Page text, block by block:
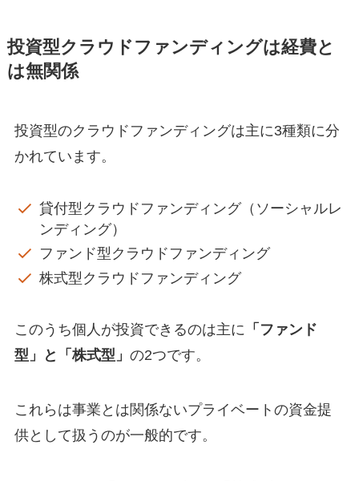
投資型クラウドファンディングは経費と
は無関係
投資型のクラウドファンディングは主に3種類に分
かれています。
貸付型クラウドファンディング（ソーシャルレ
ンディング）
ファンド型クラウドファンディング
株式型クラウドファンディング
このうち個人が投資できるのは主に 「ファンド
型」と「株式型」 の2つです。
これらは事業とは関係ないプライベートの資金提
供として扱うのが一般的です。